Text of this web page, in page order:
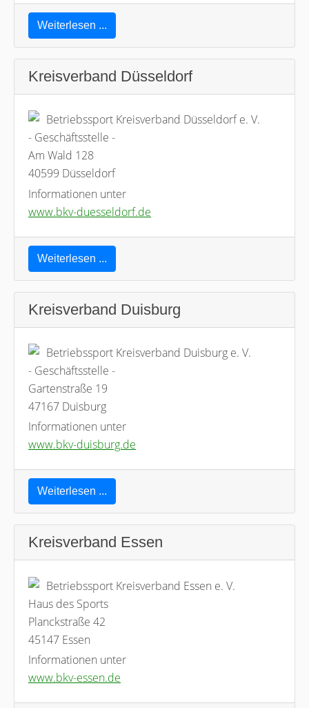
Weiterlesen ...
Kreisverband Düsseldorf
Betriebssport Kreisverband Düsseldorf e. V.
- Geschäftsstelle -
Am Wald 128
40599 Düsseldorf
Informationen unter
www.bkv-duesseldorf.de
Weiterlesen ...
Kreisverband Duisburg
Betriebssport Kreisverband Duisburg e. V.
- Geschäftsstelle -
Gartenstraße 19
47167 Duisburg
Informationen unter
www.bkv-duisburg.de
Weiterlesen ...
Kreisverband Essen
Betriebssport Kreisverband Essen e. V.
Haus des Sports
Planckstraße 42
45147 Essen
Informationen unter
www.bkv-essen.de